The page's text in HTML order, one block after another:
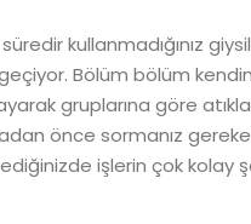
kullanmadığınız
Bölüm bölüm
gruplarına göre atıkları
önce sormanız
işlerin çok